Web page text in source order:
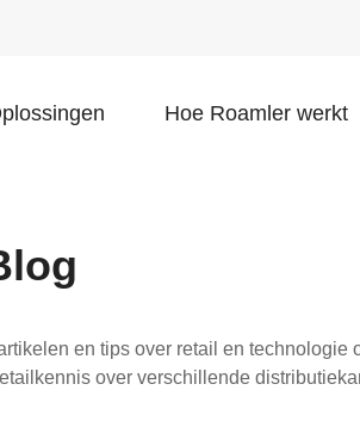
Hoe Roamler werkt
en tips over retail en technologie
over verschillende